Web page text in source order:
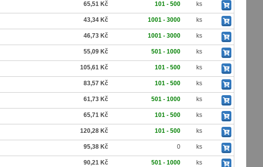
65,51 Kč 101 - 500 ks
43,34 Kč 1001 - 3000 ks
46,73 Kč 1001 - 3000 ks
55,09 Kč 501 - 1000 ks
105,61 Kč 101 - 500 ks
83,57 Kč 101 - 500 ks
61,73 Kč 501 - 1000 ks
65,71 Kč 101 - 500 ks
120,28 Kč 101 - 500 ks
95,38 Kč 0 ks
90,21 Kč 501 - 1000 ks